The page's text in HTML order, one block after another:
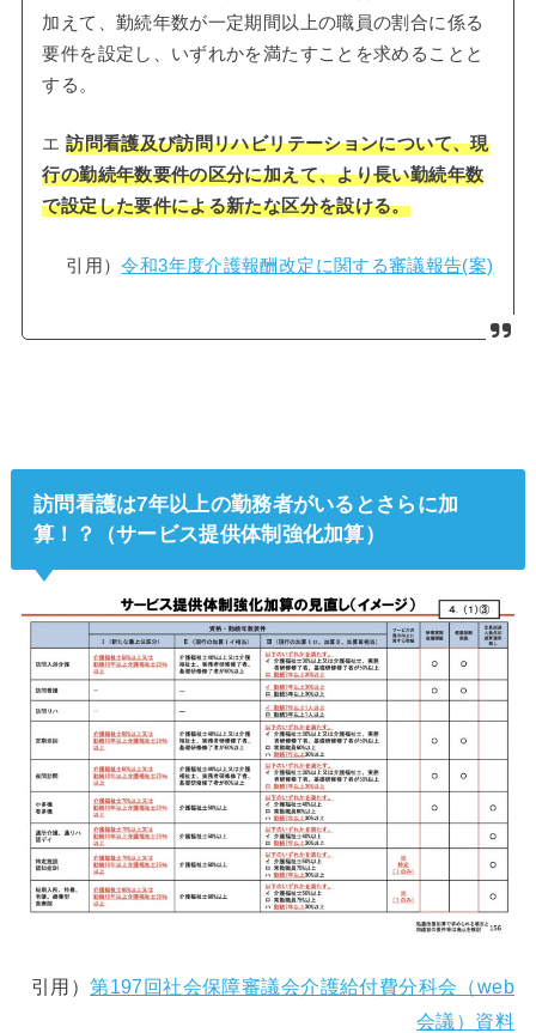
加えて、勤続年数が一定期間以上の職員の割合に係る
要件を設定し、いずれかを満たすことを求めることと
する。
エ訪問看護及び訪問リハビリテーションについて、現
行の勤続年数要件の区分に加えて、より長い勤続年数
で設定した要件による新たな区分を設ける。
引用）令和3年度介護報酬改定に関する審議報告(案)
訪問看護は7年以上の勤務者がいるとさらに加
算！？（サービス提供体制強化加算）
引用）第197回社会保障審議会介護給付費分科会（web
会議）資料